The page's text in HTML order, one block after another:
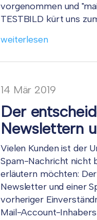
vorgenommen und
TESTBILD kürt uns
weiterlesen
Der
Newslettern
14 Mär 2019
Vielen Kunden ist der
Spam-Nachricht nicht
erläutern möchten:
Newsletter und einer
vorheriger
Mail-Account-